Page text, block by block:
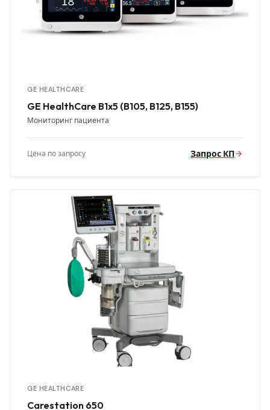
GE HEALTHCARE
GE HealthCare B1x5 (B105, B125, B155)
Мониторинг пациента
Цена по запросу Запрос КП
GE HEALTHCARE
Carestation 650